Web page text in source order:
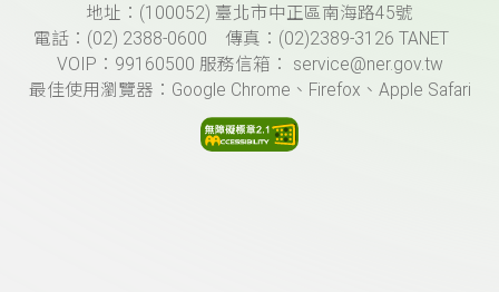
頁尾資訊地址：(100052) 臺北市中正區南海路45號
電話：(02) 2388-0600 傳真：(02)2389-3126 TANET
VOIP：99160500 服務信箱： service@ner.gov.tw
最佳使用瀏覽器：Google Chrome、Firefox、Apple Safari